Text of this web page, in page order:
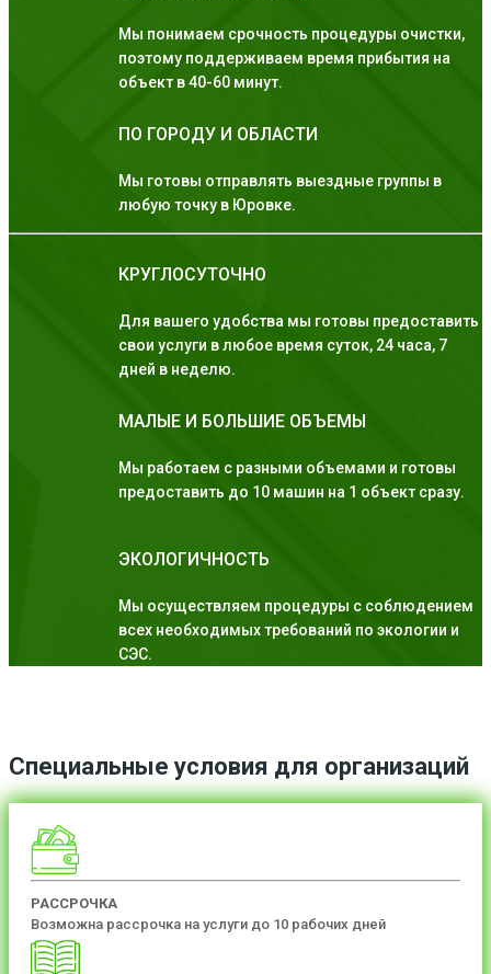
Мы понимаем срочность процедуры очистки,
поэтому поддерживаем время прибытия на
объект в 40-60 минут.
ПО ГОРОДУ И ОБЛАСТИ
Мы готовы отправлять выездные группы в
любую точку в Юровке.
КРУГЛОСУТОЧНО
Для вашего удобства мы готовы предоставить
свои услуги в любое время суток, 24 часа, 7
дней в неделю.
МАЛЫЕ И БОЛЬШИЕ ОБЪЕМЫ
Мы работаем с разными объемами и готовы
предоставить до 10 машин на 1 объект сразу.
ЭКОЛОГИЧНОСТЬ
Мы осуществляем процедуры с соблюдением
всех необходимых требований по экологии и
СЭС.
Специальные условия для организаций
РАССРОЧКА
Возможна рассрочка на услуги до 10 рабочих дней